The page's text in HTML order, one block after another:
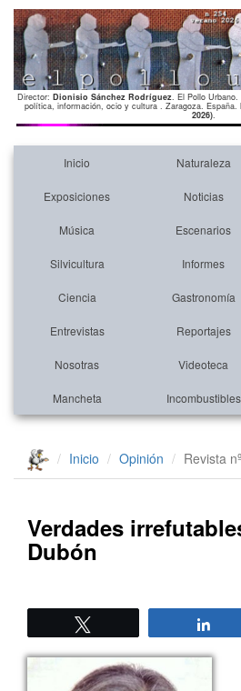
Director: Dionisio Sánchez Rodríguez. El Pollo
política, información, ocio y cultura . Zaragoza. España.
2026).
Inicio Naturaleza
Exposiciones Noticias
Música Escenarios
Silvicultura Informes
Ciencia Gastronomía
Entrevistas Reportajes
Nosotras Videoteca
Mancheta Incombustibles
Inicio Opinión Revista
Verdades
Dubón